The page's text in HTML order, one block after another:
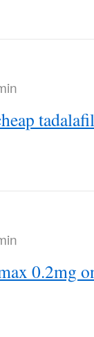
0.2mg